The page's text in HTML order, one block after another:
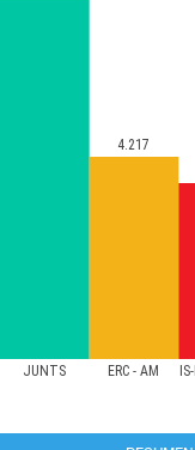
JUNTS ERC - AM
4.217